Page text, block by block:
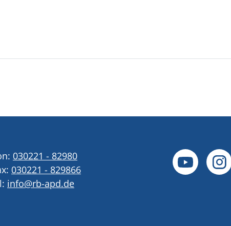
030221 - 82980
030221 - 829866
info@rb-apd.de